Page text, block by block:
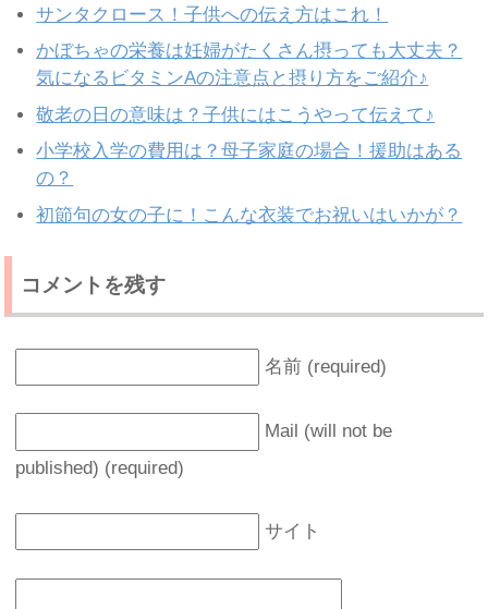
サンタクロース！子供への伝え方はこれ！
かぼちゃの栄養は妊婦がたくさん摂っても大丈夫？
気になるビタミンAの注意点と摂り方をご紹介♪
敬老の日の意味は？子供にはこうやって伝えて♪
小学校入学の費用は？母子家庭の場合！援助はある
の？
初節句の女の子に！こんな衣装でお祝いはいかが？
コメントを残す
名前 (required)
Mail (will not be
published) (required)
サイト